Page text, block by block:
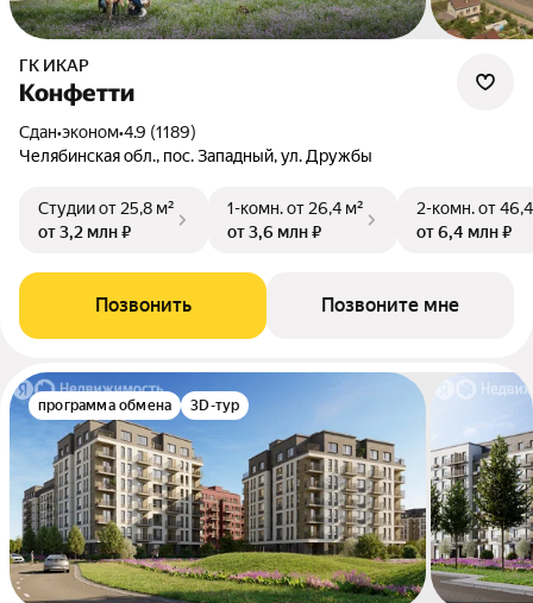
ГК ИКАР
Конфетти
Сдан•эконом•4.9 (1189)
Челябинская обл., пос. Западный, ул. Дружбы
Студииот 25,8 м²
от 3,2 млн ₽
1-комн.от 26,4 м²
от 3,6 млн ₽
2-комн.от
от 6,4 млн ₽
Позвонить Позвоните мне
программа обмена 3D-тур